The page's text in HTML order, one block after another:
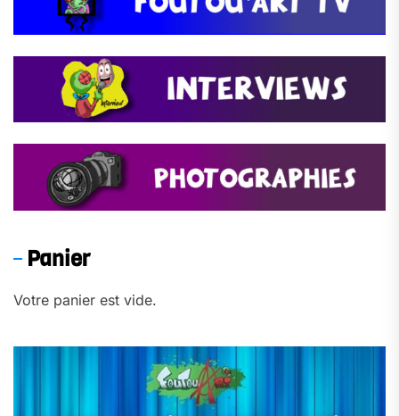
Panier
Votre panier est vide.